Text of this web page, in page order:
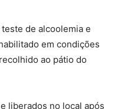
de alcoolemia e
em condições
ao pátio do
liberados no local após